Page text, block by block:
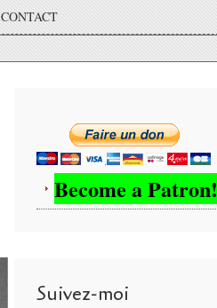
CONTACT
Become a Patron!
Suivez-moi